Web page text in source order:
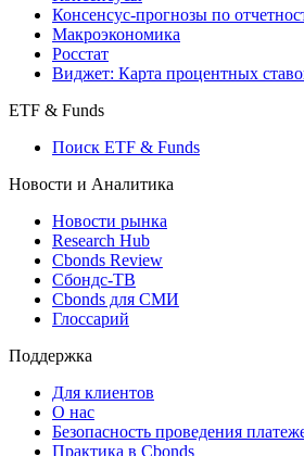
Поиск индексов
Страницы стран
Создать индекс
Консенсусы
Макроэкономика
Виджет: Карта процентных ставок
ETF & Funds
Поиск ETF & Funds
Новости и Аналитика
Новости рынка
Research Hub
Сбондс-ТВ
Глоссарий
Поддержка